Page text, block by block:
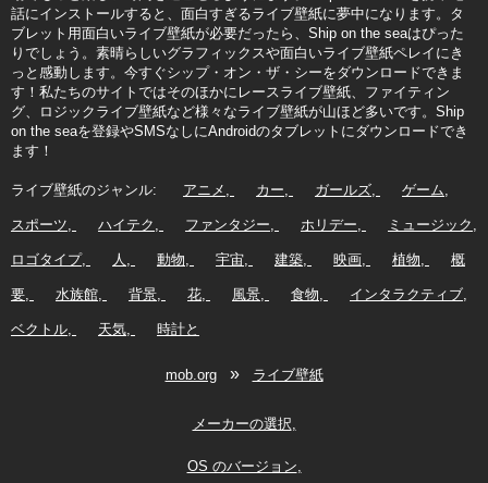
話にインストールすると、面白すぎるライブ壁紙に夢中になります。タ
ブレット用面白いライブ壁紙が必要だったら、Ship on the seaはぴった
りでしょう。素晴らしいグラフィックスや面白いライブ壁紙ペレイにき
っと感動します。今すぐシップ・オン・ザ・シーをダウンロードできま
す！私たちのサイトではそのほかにレースライブ壁紙、ファイティン
グ、ロジックライブ壁紙など様々なライブ壁紙が山ほど多いです。Ship
on the seaを登録やSMSなしにAndroidのタブレットにダウンロードでき
ます！
ライブ壁紙のジャンル: アニメ カー ガールズ ゲーム
スポーツ ハイテク ファンタジー ホリデー ミュージック
ロゴタイプ 人 動物 宇宙 建築 映画 植物 概
要 水族館 背景 花 風景 食物 インタラクティブ
ベクトル 天気 時計と
mob.org» ライブ壁紙
メーカーの選択
OS のバージョン